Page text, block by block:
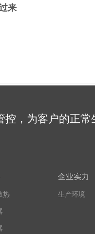
来
热
生产环境
控，为客户的正
企业实力